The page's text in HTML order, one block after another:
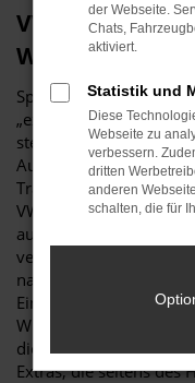
VW Caddy
Wahl
Sprachlich ließe sich
„exzellent“ noch
steht, dass ein VW
Ausstattung kaum zu
Traumwagen steigen.
VW bereits seit vielen
auf unsere Erfahrung
verwurzelter
naturgemäß das „Non-
Einsteigen in ein
Wünsche und
die Lackierung,
Extras, die seitens des
der Webseite.
Chats,
aktiviert.
Statistik und
Diese
Webseite zu
verbessern.
dritten
anderen
schalten, die für